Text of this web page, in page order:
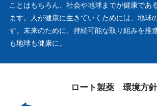
ことはもちろん、社会や地球までが健康であ
ます。人が健康に生きていくためには、地球
す。未来のために、持続可能な取り組みを推
も地球も健康に。
ロート製薬 環境方針